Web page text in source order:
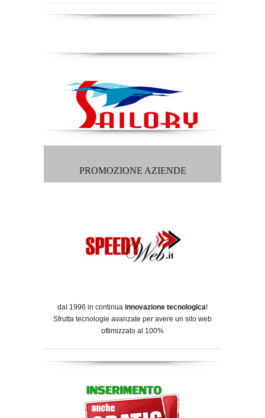
PROMOZIONE AZIENDE
dal 1996 in continua innovazione tecnologica!
Sfrutta tecnologie avanzate per avere un sito web
ottimizzato al 100%